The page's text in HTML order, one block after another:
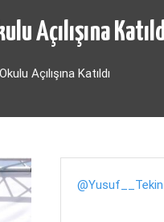
Açılışına
Açılışına Katıldı
@Yusuf__Tekin